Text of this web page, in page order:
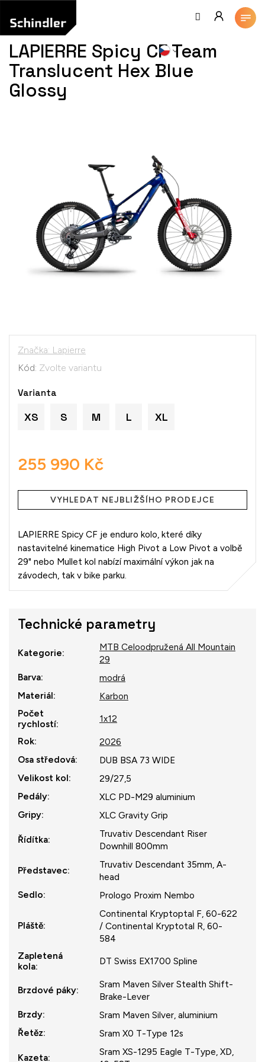
obsah
LAPIERRE Spicy CF Team
Translucent Hex Blue
Glossy
Značka: Lapierre
Kód: Zvolte variantu
255 990 Kč
cena:
VYHLEDAT NEJBLIŽŠÍHO PRODEJCE
Varianta
XS S M L XL
LAPIERRE Spicy CF je enduro kolo, které díky
nastavitelné kinematice High Pivot a Low Pivot a volbě
29" nebo Mullet kol nabízí maximální výkon jak na
závodech, tak v bike parku.
Technické parametry
Kategorie:
MTB Celoodpružená All Mountain
29
Barva:
modrá
Materiál:
Karbon
Počet
rychlostí:
1x12
Rok:
2026
Osa středová:
DUB BSA 73 WIDE
Velikost kol:
29/27,5
Pedály:
XLC PD-M29 aluminium
Gripy: XLC Gravity Grip
Řídítka:
Truvativ Descendant Riser
Downhill 800mm
Představec:
Truvativ Descendant 35mm, A-
head
Sedlo: Prologo Proxim Nembo
Pláště:
Continental Kryptoptal F, 60-622
/ Continental Kryptotal R, 60-
584
Zapletená
kola: DT Swiss EX1700 Spline
Brzdové páky:
Sram Maven Silver Stealth Shift-
Brake-Lever
Brzdy:
Sram Maven Silver, aluminium
Řetěz: Sram X0 T-Type 12s
Kazeta:
Sram XS-1295 Eagle T-Type, XD,